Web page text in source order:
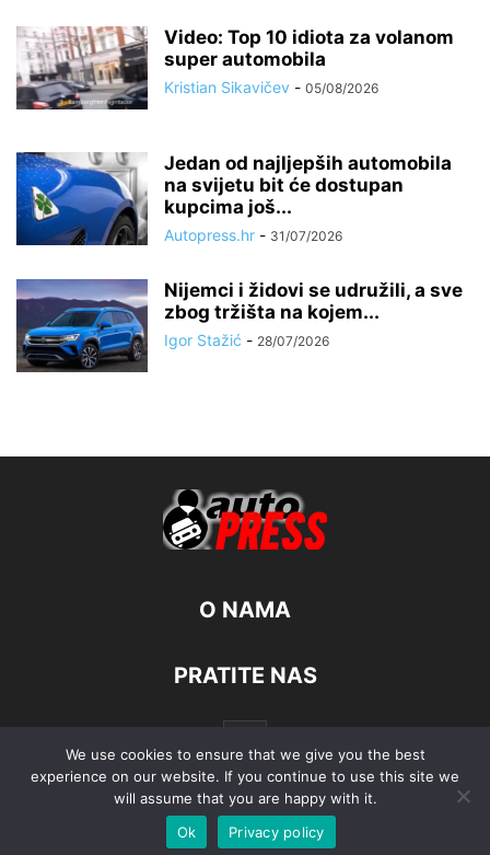
Video: Top 10 idiota za volanom
super automobila
Kristian Sikavičev - 05/08/2026
Jedan od najljepših automobila
na svijetu bit će dostupan
kupcima još...
Autopress.hr - 31/07/2026
Nijemci i židovi se udružili, a sve
zbog tržišta na kojem...
Igor Stažić - 28/07/2026
O NAMA
PRATITE NAS
© Autopress - Sva prava pridržana.
We use cookies to ensure that we give you the best
experience on our website. If you continue to use this site we
will assume that you are happy with it.
Ok
Privacy policy